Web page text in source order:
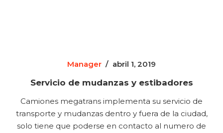
Manager / abril 1, 2019
Servicio de mudanzas y estibadores
Camiones megatrans implementa su servicio de
transporte y mudanzas dentro y fuera de la ciudad,
solo tiene que poderse en contacto al numero de